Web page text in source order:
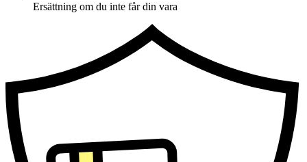
Ersättning om du inte får din vara